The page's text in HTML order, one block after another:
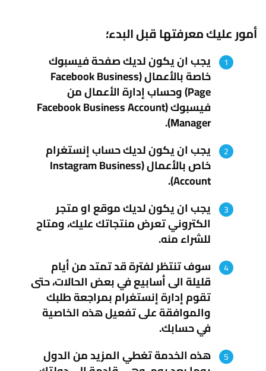
أمور عليك معرفتها قبل البدء؛
يجب ان يكون لديك صفحة فيسبوك
خاصة بالأعمال (Facebook Business
Page) وحساب إدارة الأعمال من
فيسبوك (Facebook Business Account
Manager
).
يجب ان يكون لديك حساب إنستغرام
خاص بالأعمال (Instagram Business
Account
).
يجب ان يكون لديك موقع او متجر
الكتروني تعرض منتجاتك عليك، ومتاح
للشراء منه.
سوف تنتظر لفترة قد تمتد من أيام
قليلة الى أسابيع في بعض الحالات، حتى
تقوم إدارة إنستغرام بمراجعة طلبك
والموافقة على تفعيل هذه الخاصية
في حسابك.
هذه الخدمة تغطي المزيد من الدول